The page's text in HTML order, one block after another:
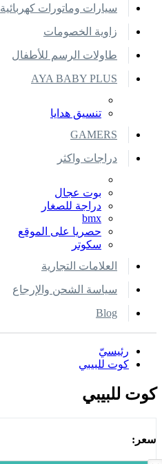
سيارات وماتورات كهربائية
زاوية الخصومات
طاولات الرسم للأطفال
AYA BABY PLUS
تنسيق هدايا
GAMERS
دراجات واكثر
بوت عجال
دراجة للصغار
bmx
حصريا على الموقع
سكوتر
العلامات التجارية
سياسة الشحن والإرجاع
Blog
رئيسيّ
كوت للبيبي
كوت للبيبي
سعر: